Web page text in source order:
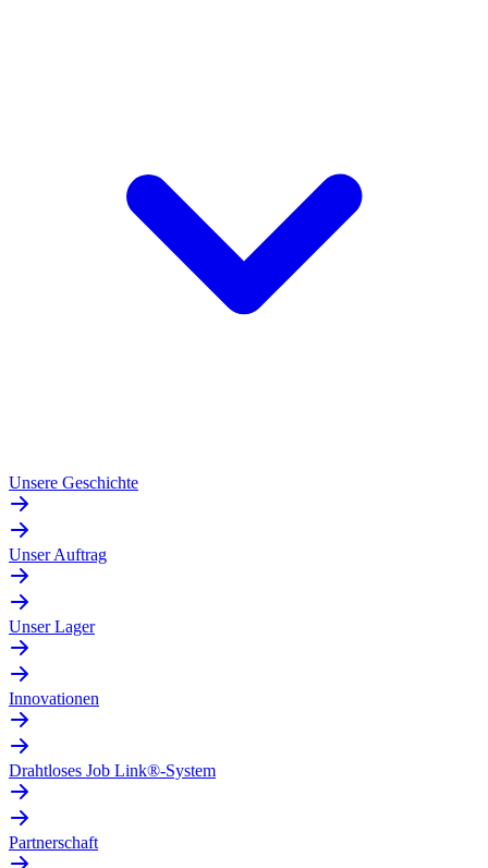
Unsere Geschichte
Unser Auftrag
Unser Lager
Innovationen
Drahtloses Job Link®-System
Partnerschaft